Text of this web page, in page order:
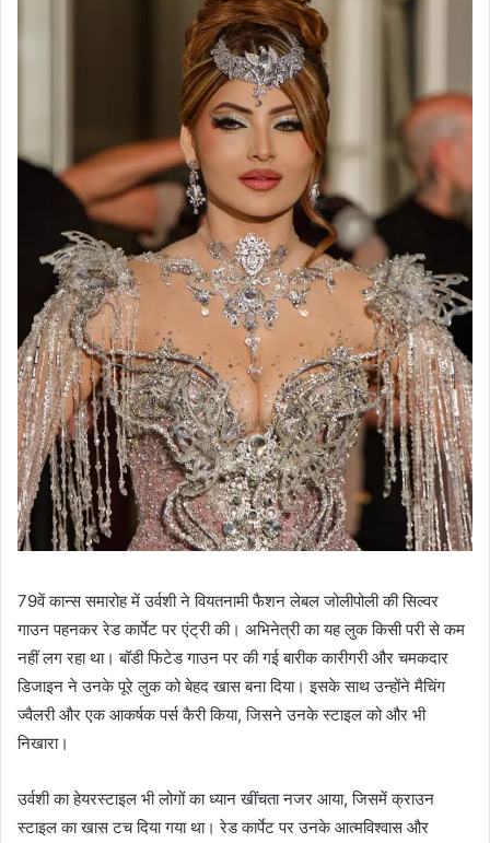
79वें कान्स समारोह में उर्वशी ने वियतनामी फैशन लेबल जोलीपोली की सिल्वर
गाउन पहनकर रेड कार्पेट पर एंट्री की। अभिनेत्री का यह लुक किसी परी से कम
नहीं लग रहा था। बॉडी फिटेड गाउन पर की गई बारीक कारीगरी और चमकदार
डिजाइन ने उनके पूरे लुक को बेहद खास बना दिया। इसके साथ उन्होंने मैचिंग
ज्वैलरी और एक आकर्षक पर्स कैरी किया, जिसने उनके स्टाइल को और भी
निखारा।
उर्वशी का हेयरस्टाइल भी लोगों का ध्यान खींचता नजर आया, जिसमें क्राउन
स्टाइल का खास टच दिया गया था। रेड कार्पेट पर उनके आत्मविश्वास और